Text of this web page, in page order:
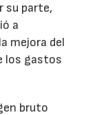
su parte,
a
mejora del
los gastos
bruto